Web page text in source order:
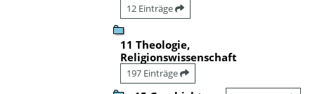
12 Einträge
11 Theologie,
Religionswissenschaft
197 Einträge